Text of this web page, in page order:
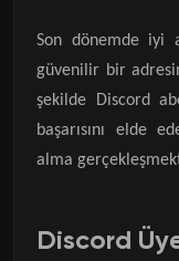
Son dönemde iyi
güvenilir bir
şekilde Discord
başarısını elde
alma
Discord